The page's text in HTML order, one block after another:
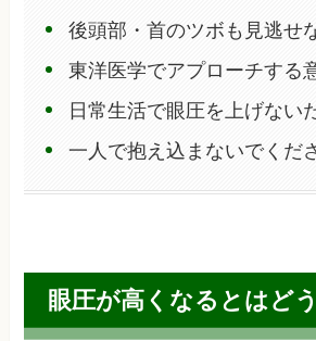
後頭部・首のツボも見逃せ
東洋医学でアプローチする
日常生活で眼圧を上げない
一人で抱え込まないでくだ
眼圧が高くなるとはど